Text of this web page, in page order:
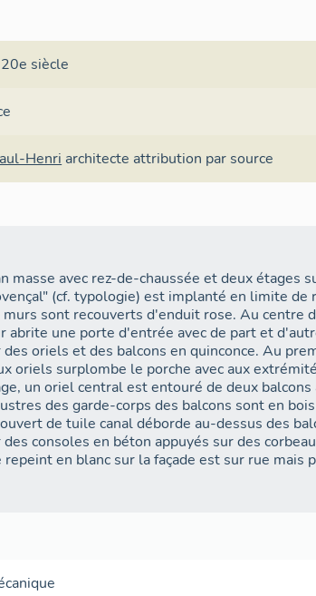
siècle
Henri architecte attribution par source
masse avec rez-de-chaussée et deux étages
(cf. typologie) est implanté en limite
murs sont recouverts d'enduit rose. Au centre
abrite une porte d'entrée avec de part et
des oriels et des balcons en quinconce. Au
oriels surplombe le porche avec aux
un oriel central est entouré de deux
des garde-corps des balcons sont en
de tuile canal déborde au-dessus des
des consoles en béton appuyés sur des
repeint en blanc sur la façade est sur rue mais